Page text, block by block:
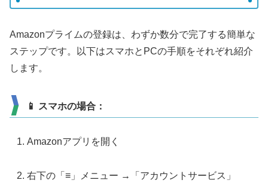
Amazonプライムの登録は、わずか数分で完了する簡単な
ステップです。以下はスマホとPCの手順をそれぞれ紹介
します。
📱 スマホの場合：
Amazonアプリを開く
右下の「≡」メニュー →「アカウントサービス」